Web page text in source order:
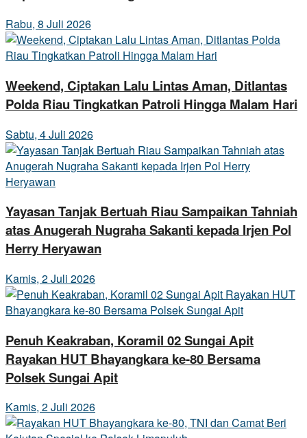
Rabu, 8 Juli 2026
Weekend, Ciptakan Lalu Lintas Aman, Ditlantas
Polda Riau Tingkatkan Patroli Hingga Malam Hari
Sabtu, 4 Juli 2026
Yayasan Tanjak Bertuah Riau Sampaikan Tahniah
atas Anugerah Nugraha Sakanti kepada Irjen Pol
Herry Heryawan
Kamis, 2 Juli 2026
Penuh Keakraban, Koramil 02 Sungai Apit
Rayakan HUT Bhayangkara ke-80 Bersama
Polsek Sungai Apit
Kamis, 2 Juli 2026